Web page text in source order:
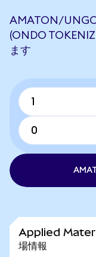
AMATON/
(ONDO
ます
Applied
場情報